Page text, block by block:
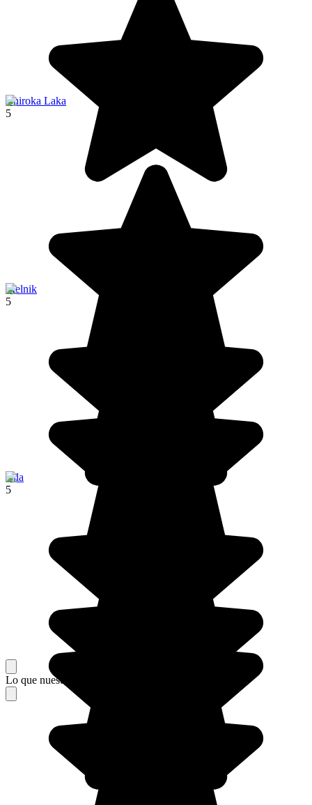
Chiroka Laka
5
Melnik
5
Rila
5
Lo que nuestros viajeros piensan de su estancia